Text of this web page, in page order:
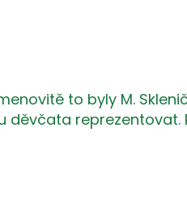
to byly M.
reprezentovat.